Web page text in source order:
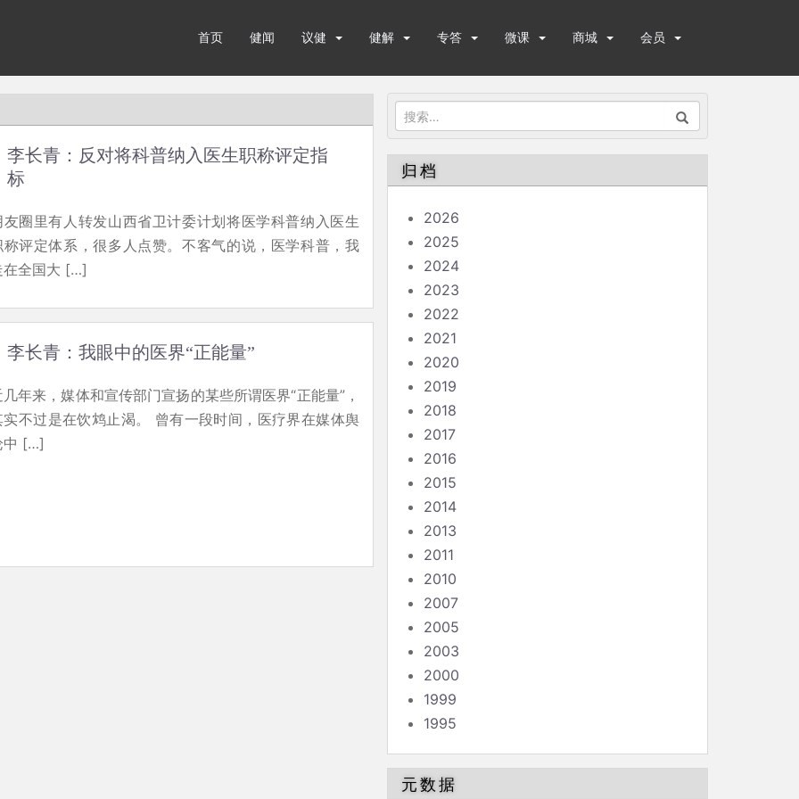
首页 健闻 议健 健解 专答 微课 商城 会员
搜
索：
李长青：反对将科普纳入医生职称评定指
标
友圈里有人转发山西省卫计委计划将医学科普纳入医生
称评定体系，很多人点赞。不客气的说，医学科普，我
在全国大 […]
李长青：我眼中的医界“正能量”
几年来，媒体和宣传部门宣扬的某些所谓医界“正能量”，
实不过是在饮鸩止渴。 曾有一段时间，医疗界在媒体舆
中 […]
归档
2026
2025
2024
2023
2022
2021
2020
2019
2018
2017
2016
2015
2014
2013
2011
2010
2007
2005
2003
2000
1999
1995
元数据